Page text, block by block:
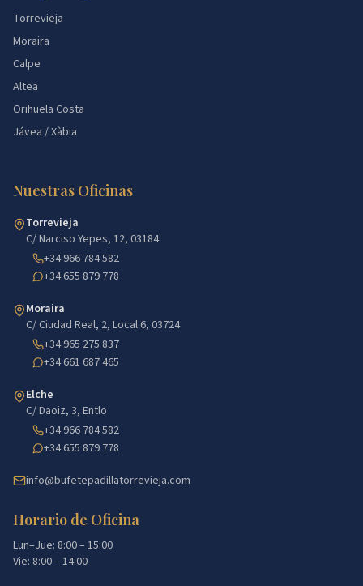
Torrevieja
Moraira
Calpe
Altea
Orihuela Costa
Jávea / Xàbia
Nuestras Oficinas
Torrevieja
C/ Narciso Yepes, 12, 03184
+34 966 784 582
+34 655 879 778
Moraira
C/ Ciudad Real, 2, Local 6, 03724
+34 965 275 837
+34 661 687 465
Elche
C/ Daoiz, 3, Entlo
+34 966 784 582
+34 655 879 778
info@bufetepadillatorrevieja.com
Horario de Oficina
Lun–Jue: 8:00 – 15:00
Vie: 8:00 – 14:00